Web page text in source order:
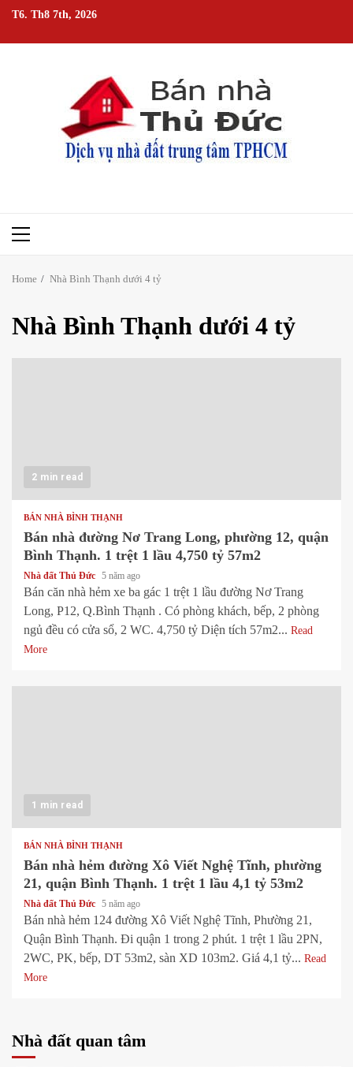
Skip
content
T6. Th8 7th, 2026
Primary
Home Nhà Bình Thạnh dưới 4 tỷ
Nhà Bình Thạnh dưới 4 tỷ
2 min read
BÁN NHÀ BÌNH THẠNH
Bán nhà đường Nơ Trang Long, phường 12, quận
Bình Thạnh. 1 trệt 1 lầu 4,750 tỷ 57m2
Nhà đất Thủ Đức 5 năm ago
Bán căn nhà hẻm xe ba gác 1 trệt 1 lầu đường Nơ Trang
Long, P12, Q.Bình Thạnh . Có phòng khách, bếp, 2 phòng
ngủ đều có cửa sổ, 2 WC. 4,750 tỷ Diện tích 57m2... Read
More
1 min read
BÁN NHÀ BÌNH THẠNH
Bán nhà hẻm đường Xô Viết Nghệ Tĩnh, phường
21, quận Bình Thạnh. 1 trệt 1 lầu 4,1 tỷ 53m2
Nhà đất Thủ Đức 5 năm ago
Bán nhà hẻm 124 đường Xô Viết Nghệ Tĩnh, Phường 21,
Quận Bình Thạnh. Đi quận 1 trong 2 phút. 1 trệt 1 lầu 2PN,
2WC, PK, bếp, DT 53m2, sàn XD 103m2. Giá 4,1 tỷ... Read
More
Nhà đất quan tâm